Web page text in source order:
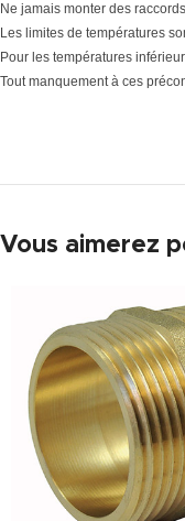
Ne jamais monter des
Les limites de températures
Pour les températures
Tout manquement à ces
Vous aimerez